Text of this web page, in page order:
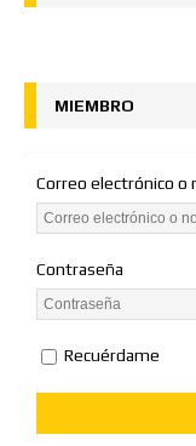
MIEMBRO
Correo electrónico o
Contraseña
Recuérdame